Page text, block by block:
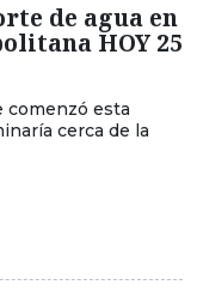
de agua en
HOY 25
comenzó esta
cerca de la